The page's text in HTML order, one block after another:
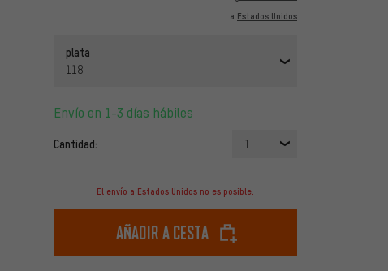
a Estados Unidos
plata
118
Envío en 1-3 días hábiles
Cantidad: 1
El envío a Estados Unidos no es posible.
Añadir a cesta